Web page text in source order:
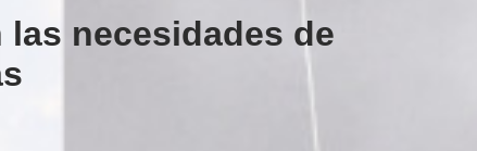
las necesidades de